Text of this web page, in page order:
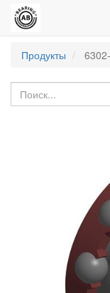
Продукты